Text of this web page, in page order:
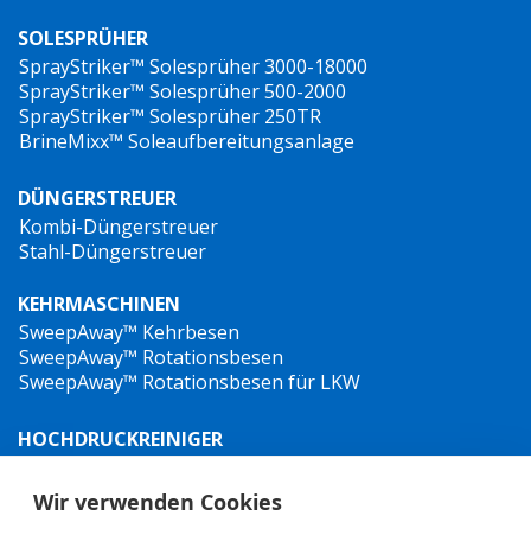
SOLESPRÜHER
SprayStriker™ Solesprüher 3000-18000
SprayStriker™ Solesprüher 500-2000
SprayStriker™ Solesprüher 250TR
BrineMixx™ Soleaufbereitungsanlage
DÜNGERSTREUER
Kombi-Düngerstreuer
Stahl-Düngerstreuer
KEHRMASCHINEN
SweepAway™ Kehrbesen
SweepAway™ Rotationsbesen
SweepAway™ Rotationsbesen für LKW
HOCHDRUCKREINIGER
Jet-it™ Hochdruckreiniger
Jet-it™ Hydraulik-Hochdruckreiniger
Wir verwenden Cookies